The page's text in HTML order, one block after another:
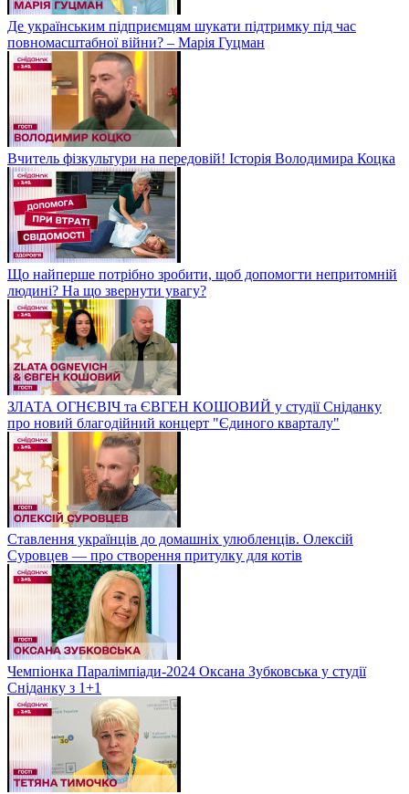
Де українським підприємцям шукати підтримку під час
повномасштабної війни? – Марія Гуцман
Вчитель фізкультури на передовій! Історія Володимира Коцка
Що найперше потрібно зробити, щоб допомогти непритомній
людині? На що звернути увагу?
ЗЛАТА ОГНЄВІЧ та ЄВГЕН КОШОВИЙ у студії Сніданку
про новий благодійний концерт "Єдиного кварталу"
Ставлення українців до домашніх улюбленців. Олексій
Суровцев — про створення притулку для котів
Чемпіонка Паралімпіади-2024 Оксана Зубковська у студії
Сніданку з 1+1